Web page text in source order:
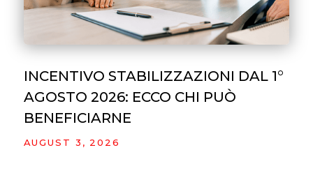
INCENTIVO STABILIZZAZIONI DAL 1°
AGOSTO 2026: ECCO CHI PUÒ
BENEFICIARNE
AUGUST 3, 2026